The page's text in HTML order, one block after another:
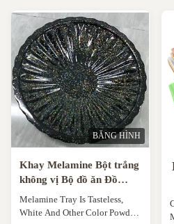
BĂNG HÌNH
Khay Melamine Bột trắng
không vị Bộ đồ ăn Đồ
dùng nhà bếp Nhu yếu
phẩm hàng ngày
Melamine Tray Is Tasteless,
White And Other Color Powder